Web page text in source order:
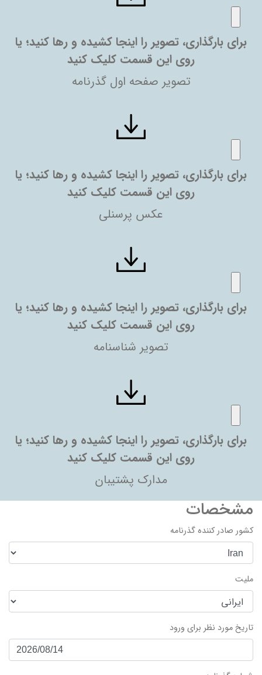
برای بارگذاری، تصویر را اینجا کشیده و رها کنید؛ یا
روی این قسمت کلیک کنید
تصویر صفحه اول گذرنامه
برای بارگذاری، تصویر را اینجا کشیده و رها کنید؛ یا
روی این قسمت کلیک کنید
عکس پرسنلی
برای بارگذاری، تصویر را اینجا کشیده و رها کنید؛ یا
روی این قسمت کلیک کنید
تصویر شناسنامه
برای بارگذاری، تصویر را اینجا کشیده و رها کنید؛ یا
روی این قسمت کلیک کنید
مدارک پشتیبان
مشخصات
کشور صادر کننده گذرنامه
ملیت
تاریخ مورد نظر برای ورود